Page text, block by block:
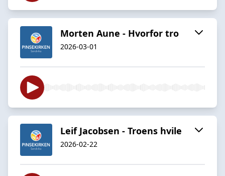
Morten Aune - Hvorfor tro
2026-03-01
Leif Jacobsen - Troens hvile
2026-02-22